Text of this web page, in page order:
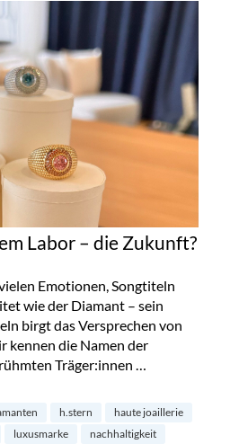
Labor – die Zukunft?
Emotionen, Songtiteln
wie der Diamant – sein
birgt das Versprechen von
kennen die Namen der
Träger:innen …
– die Zukunft?“
h.stern
haute joaillerie
luxusmarke
nachhaltigkeit